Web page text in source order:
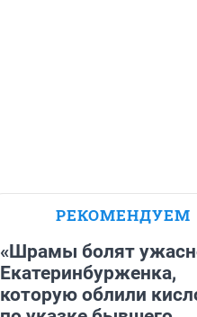
РЕКОМЕНДУЕМ
«Шрамы болят
Екатеринбурженка,
которую облили